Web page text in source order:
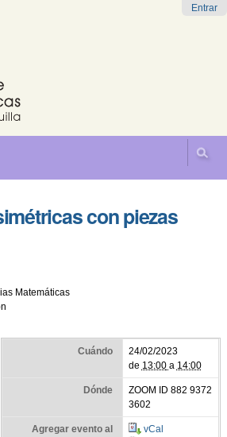
Entrar
con piezas
Matemáticas
Cuándo
24/02/2023
de 13:00 a 14:00
Dónde
ZOOM ID 882 9372
3602
Agregar evento al
vCal